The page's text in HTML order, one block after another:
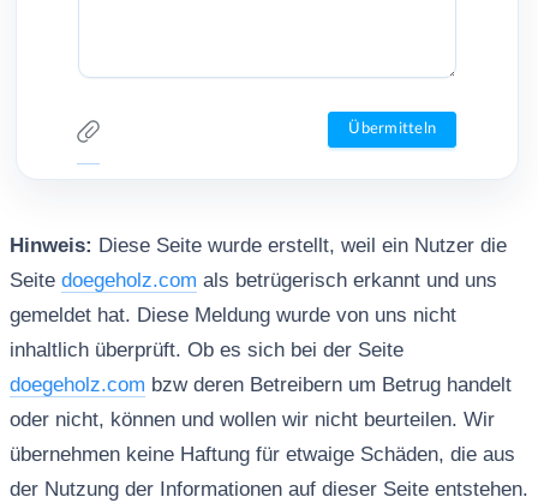
Hinweis: Diese Seite wurde erstellt, weil ein Nutzer die
Seite doegeholz.com als betrügerisch erkannt und uns
gemeldet hat. Diese Meldung wurde von uns nicht
inhaltlich überprüft. Ob es sich bei der Seite
doegeholz.com bzw deren Betreibern um Betrug handelt
oder nicht, können und wollen wir nicht beurteilen. Wir
übernehmen keine Haftung für etwaige Schäden, die aus
der Nutzung der Informationen auf dieser Seite entstehen.